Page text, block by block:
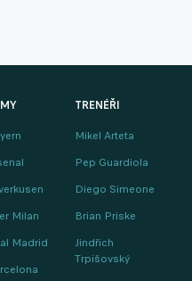
Milan
Madrid
TRENÉŘI
Mikel Arteta
Pep Guardiola
Diego Simeone
Brian Priske
Jindřich
Trpišovský